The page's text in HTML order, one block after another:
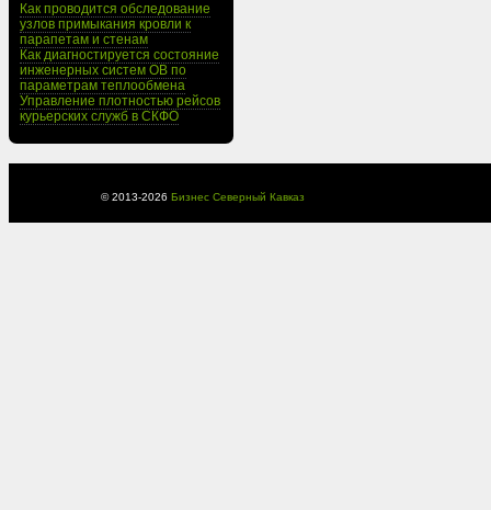
Как проводится обследование
узлов примыкания кровли к
парапетам и стенам
Как диагностируется состояние
инженерных систем ОВ по
параметрам теплообмена
Управление плотностью рейсов
курьерских служб в СКФО
© 2013-2026 Бизнес Северный Кавказ